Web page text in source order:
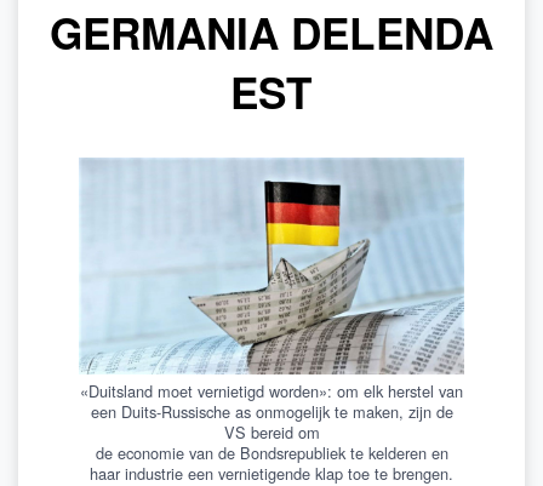
GERMANIA DELENDA
EST
«Duitsland moet vernietigd worden»: om elk herstel van
een Duits-Russische as onmogelijk te maken, zijn de
VS bereid om
de economie van de Bondsrepubliek te kelderen en
haar industrie een vernietigende klap toe te brengen.